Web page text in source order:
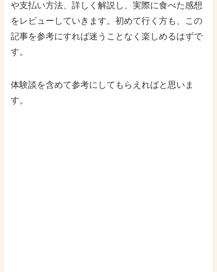
や支払い方法、詳しく解説し、実際に食べた感想
をレビューしていきます。初めて行く方も、この
記事を参考にすれば迷うことなく楽しめるはずで
す。
体験談を含めて参考にしてもらえればと思いま
す。